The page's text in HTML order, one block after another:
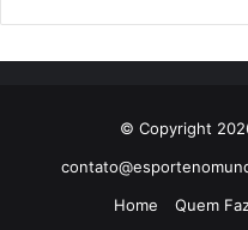
© Copyright
Home
Quem